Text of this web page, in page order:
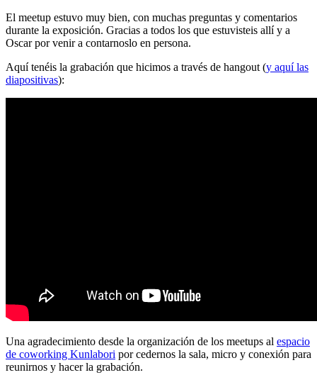
El meetup estuvo muy bien, con muchas preguntas y comentarios
durante la exposición. Gracias a todos los que estuvisteis allí y a
Oscar por venir a contarnoslo en persona.
Aquí tenéis la grabación que hicimos a través de hangout (y aquí las
diapositivas):
Una agradecimiento desde la organización de los meetups al espacio
de coworking Kunlabori por cedernos la sala, micro y conexión para
reunirnos y hacer la grabación.